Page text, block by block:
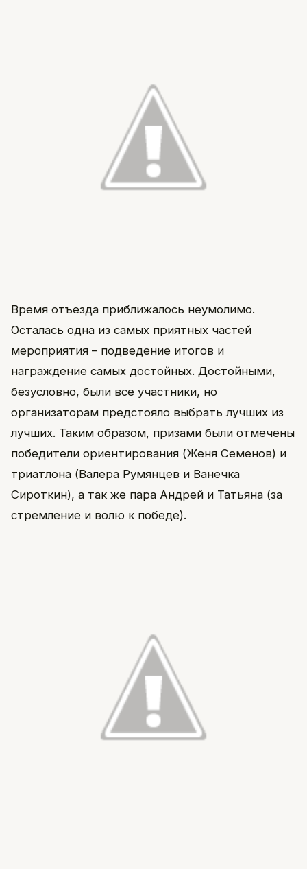
Время отъезда приближалось неумолимо.
Осталась одна из самых приятных частей
мероприятия – подведение итогов и
награждение самых достойных. Достойными,
безусловно, были все участники, но
организаторам предстояло выбрать лучших из
лучших. Таким образом, призами были отмечены
победители ориентирования (Женя Семенов) и
триатлона (Валера Румянцев и Ванечка
Сироткин), а так же пара Андрей и Татьяна (за
стремление и волю к победе).